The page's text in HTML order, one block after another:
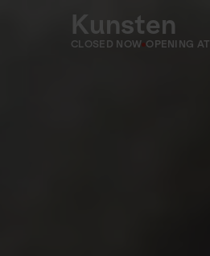
Kunsten
CLOSED NOW OPENING AT